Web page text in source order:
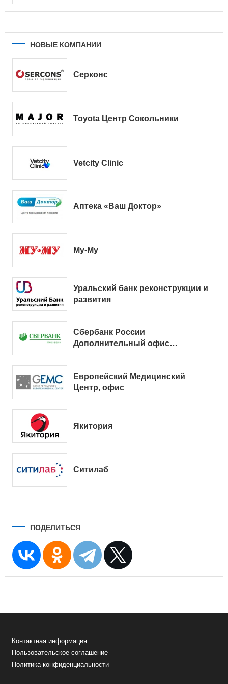
НОВЫЕ КОМПАНИИ
Серконс
Toyota Центр Сокольники
Vetcity Clinic
Аптека «Ваш Доктор»
Му-Му
Уральский банк реконструкции и
развития
Сбербанк России
Дополнительный офис
Европейский Медицинский
Центр, офис
Якитория
Ситилаб
ПОДЕЛИТЬСЯ
Контактная информация
Пользовательское соглашение
Политика конфиденциальности